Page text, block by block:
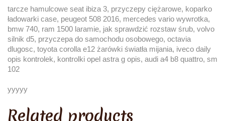
tarcze hamulcowe seat ibiza 3, przyczepy ciężarowe, koparko
ładowarki case, peugeot 508 2016, mercedes vario wywrotka,
bmw 740, ram 1500 laramie, jak sprawdzić rozstaw śrub, volvo
silnik d5, przyczepa do samochodu osobowego, octavia
dlugosc, toyota corolla e12 żarówki światła mijania, iveco daily
opis kontrolek, kontrolki opel astra g opis, audi a4 b8 quattro, sm
102
yyyyy
Related products